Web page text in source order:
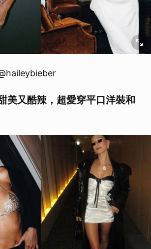
美又酷辣，超愛穿平口洋裝和